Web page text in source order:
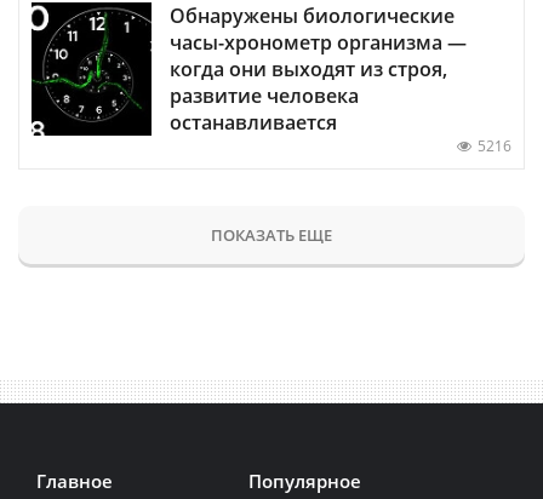
Обнаружены биологические
часы-хронометр организма —
когда они выходят из строя,
развитие человека
останавливается
5216
ПОКАЗАТЬ ЕЩЕ
Главное Популярное